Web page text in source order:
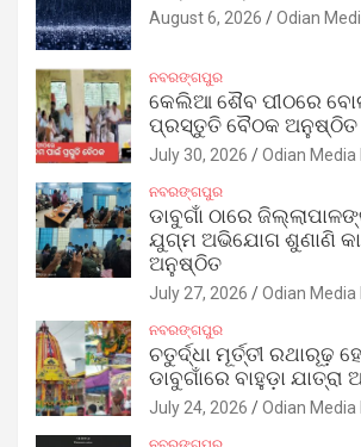
August 6, 2026 Odian
ନବରଙ୍ଗପୁର
କେଲିଆ ଶୈବ ପୀଠରେ
ପ୍ରସ୍ତୁତି ବୈଠକ ଅନୁଷ୍ଠିତ
July 30, 2026 Odian Media
ନବରଙ୍ଗପୁର
ଡାବୁଗାଁ ଠାରେ
ଯୁଗ୍ମ ଅଭିଯୋଗ ଶୁଣାଣି
ଅନୁଷ୍ଠିତ
July 27, 2026 Odian Media
ନବରଙ୍ଗପୁର
ଚତୁର୍ଦ୍ଧା ମୂର୍ତ୍ତୀ ରଥାରୂଢ଼
ଡାବୁଗାଁରେ ବାହୁଡ଼ା
July 24, 2026 Odian Media